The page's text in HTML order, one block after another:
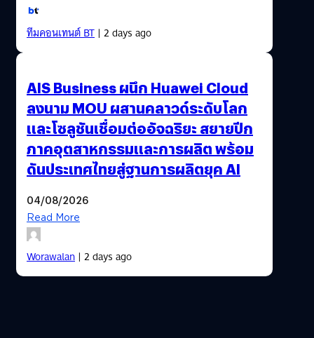
ทีมคอนเทนต์ BT| 2 days ago
AIS Business ผนึก Huawei Cloud
ลงนาม MOU ผสานคลาวด์ระดับโลก
และโซลูชันเชื่อมต่ออัจฉริยะ สยายปีก
ภาคอุตสาหกรรมและการผลิต พร้อม
ดันประเทศไทยสู่ฐานการผลิตยุค AI
04/08/2026
Read More
Worawalan| 2 days ago